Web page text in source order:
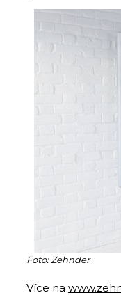
Foto: Zehnder
Více na